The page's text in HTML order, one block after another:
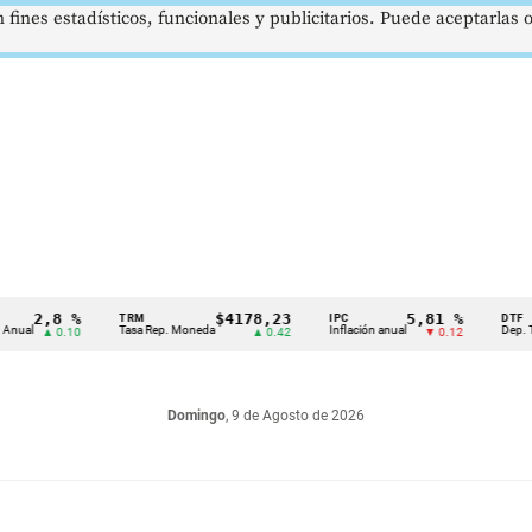
2,8 %
▲ 0.10 Tasa Rep. Moneda
$4178,23
▲ 0.42 Inflación anual
5,81 %
▼ 0.12 Dep.
Domingo, 9 de Agosto de 2026
estadísticos, funcionales y publicitarios. Puede aceptarlas